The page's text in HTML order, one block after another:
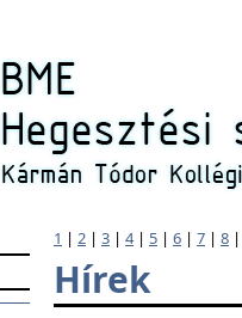
1 | 2 | 3 | 4| 5 | 6 | 7 | 8
Hírek